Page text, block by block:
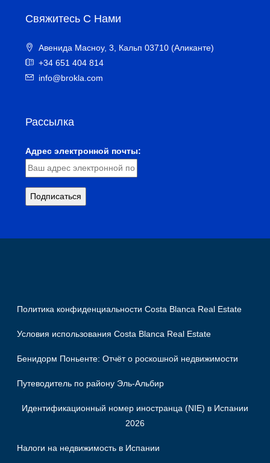
Свяжитесь С Нами
Авенида Масноу, 3, Кальп 03710 (Аликанте)
+34 651 404 814
info@brokla.com
Рассылка
Адрес электронной почты:
Политика конфиденциальности Costa Blanca Real Estate
Условия использования Costa Blanca Real Estate
Бенидорм Поньенте: Отчёт о роскошной недвижимости
Путеводитель по району Эль-Альбир
Идентификационный номер иностранца (NIE) в Испании
2026
Налоги на недвижимость в Испании